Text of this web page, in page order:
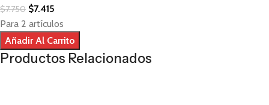
$7.750 $7.415
Para 2 artículos
Añadir Al Carrito
Productos Relacionados